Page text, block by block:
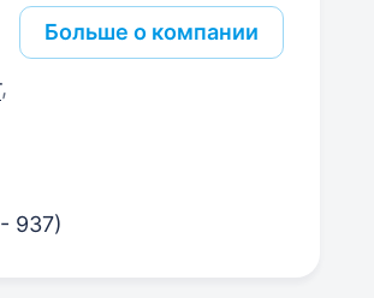
,
Больше о компании
937)